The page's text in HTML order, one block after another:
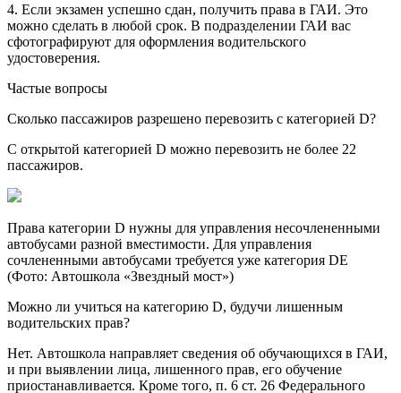
4. Если экзамен успешно сдан, получить права в ГАИ. Это
можно сделать в любой срок. В подразделении ГАИ вас
сфотографируют для оформления водительского
удостоверения.
Частые вопросы
Сколько пассажиров разрешено перевозить с категорией D?
С открытой категорией D можно перевозить не более 22
пассажиров.
Права категории D нужны для управления несочлененными
автобусами разной вместимости. Для управления
сочлененными автобусами требуется уже категория DE
(Фото: Автошкола «Звездный мост»)
Можно ли учиться на категорию D, будучи лишенным
водительских прав?
Нет. Автошкола направляет сведения об обучающихся в ГАИ,
и при выявлении лица, лишенного прав, его обучение
приостанавливается. Кроме того, п. 6 ст. 26 Федерального